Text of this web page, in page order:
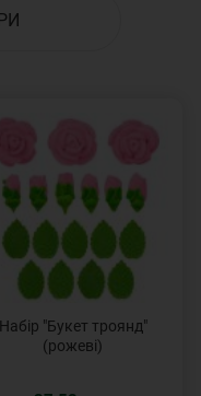
Набір "Букет троянд"
(рожеві)